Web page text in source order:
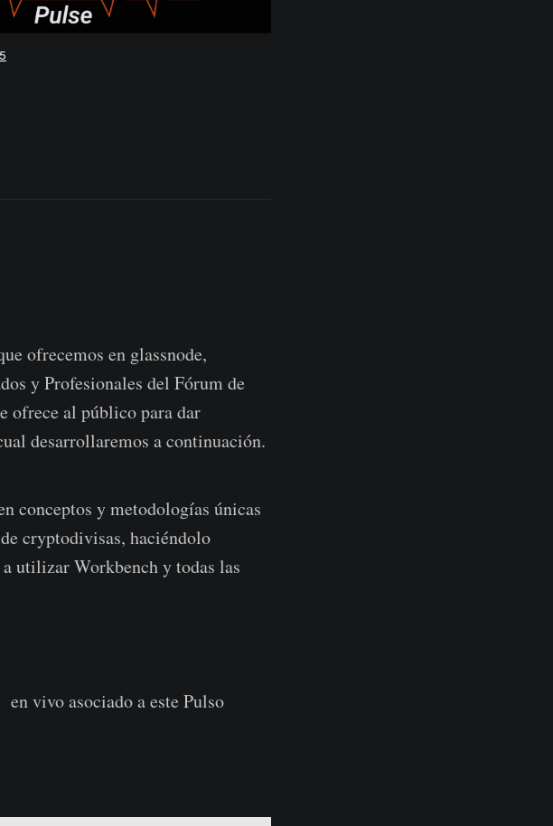
ofrecemos en glassnode,
y Profesionales del Fórum de
ofrece al público para dar
desarrollaremos a continuación.
conceptos y metodologías únicas
cryptodivisas, haciéndolo
a utilizar Workbench y todas las
en vivo asociado a este Pulso